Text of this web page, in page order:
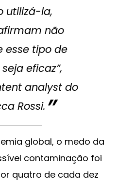
utilizá-la,
não
esse tipo de
eficaz”,
analystdo
Rossi.
global, o medo da
contaminação foi
quatro de cada dez